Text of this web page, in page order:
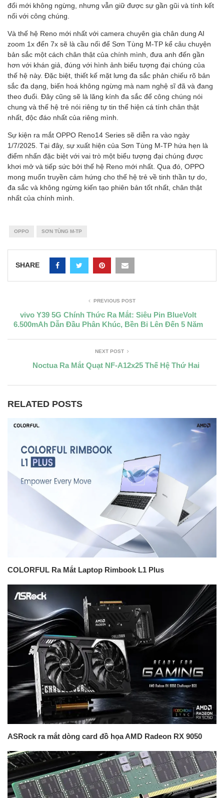
đổi mới không ngừng, nhưng vẫn giữ được sự gần gũi và tính kết
nối với công chúng.
Và thế hệ Reno mới nhất với camera chuyên gia chân dung AI
zoom 1x đến 7x sẽ là cầu nối để Sơn Tùng M-TP kể câu chuyện
bản sắc một cách chân thật của chính mình, đưa anh đến gần
hơn với khán giả, đúng với hình ảnh biểu tượng đại chúng của
thế hệ này. Đặc biệt, thiết kế mặt lưng đa sắc phản chiếu rõ bản
sắc đa dạng, biến hoá không ngừng mà nam nghệ sĩ đã và đang
theo đuổi. Đây cũng sẽ là lăng kính đa sắc để công chúng nói
chung và thế hệ trẻ nói riêng tự tin thể hiện cá tính chân thật
nhất, độc đáo nhất của riêng mình.
Sự kiện ra mắt OPPO Reno14 Series sẽ diễn ra vào ngày
1/7/2025. Tại đây, sự xuất hiện của Sơn Tùng M-TP hứa hẹn là
điểm nhấn đặc biệt với vai trò một biểu tượng đại chúng được
khơi mở và tiếp sức bởi thế hệ Reno mới nhất. Qua đó, OPPO
mong muốn truyền cảm hứng cho thế hệ trẻ về tinh thần tự do,
đa sắc và không ngừng kiến tạo phiên bản tốt nhất, chân thật
nhất của chính mình.
OPPO SƠN TÙNG M-TP
SHARE
PREVIOUS POST
vivo Y39 5G Chính Thức Ra Mắt: Siêu Pin BlueVolt
6.500mAh Dẫn Đầu Phân Khúc, Bền Bỉ Lên Đến 5 Năm
NEXT POST
Noctua Ra Mắt Quạt NF-A12x25 Thế Hệ Thứ Hai
RELATED POSTS
COLORFUL Ra Mắt Laptop Rimbook L1 Plus
ASRock ra mắt dòng card đồ họa AMD Radeon RX 9050